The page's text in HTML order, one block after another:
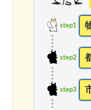
step1
step2
step3